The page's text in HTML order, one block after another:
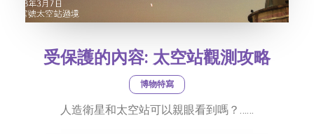
受保護的內容: 太空站觀測攻略
博物特寫
人造衛星和太空站可以親眼看到嗎？……